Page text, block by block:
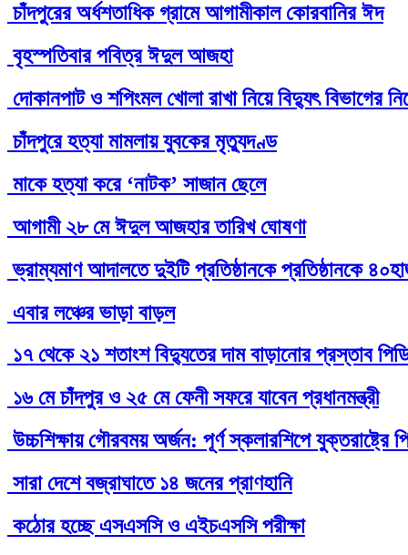
চাঁদপুরের অর্ধশতাধিক গ্রামে আগামীকাল কোরবানির ঈদ
বৃহস্পতিবার পবিত্র ঈদুল আজহা
দোকানপাট ও শপিংমল খোলা রাখা নিয়ে বিদ্যুৎ বিভাগের
চাঁদপুরে হত্যা মামলায় যুবকের মৃত্যুদণ্ড
মাকে হত্যা করে ‘নাটক’ সাজান ছেলে
আগামী ২৮ মে ঈদুল আজহার তারিখ ঘোষণা
ভ্রাম্যমাণ আদালতে দুইটি প্রতিষ্ঠানকে প্রতিষ্ঠানকে
এবার লঞ্চের ভাড়া বাড়ল
১৭ থেকে ২১ শতাংশ বিদ্যুতের দাম বাড়ানোর প্রস্তাব
১৬ মে চাঁদপুর ও ২৫ মে ফেনী সফরে যাবেন প্রধানমন্ত্রী
উচ্চশিক্ষায় গৌরবময় অর্জন: পূর্ণ স্কলারশিপে
সারা দেশে বজ্রাঘাতে ১৪ জনের প্রাণহানি
কঠোর হচ্ছে এসএসসি ও এইচএসসি পরীক্ষা